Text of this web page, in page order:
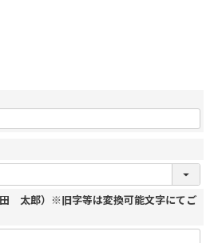
太郎）※旧字等は変換可能文字にてご